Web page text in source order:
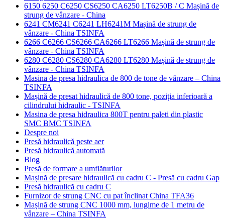
6150 6250 C6250 CS6250 CA6250 LT6250B / C Mașină de
strung de vânzare - China
6241 CM6241 C6241 LH6241M Mașină de strung de
vânzare - China TSINFA
6266 C6266 CS6266 CA6266 LT6266 Mașină de strung de
vânzare - China TSINFA
6280 C6280 CS6280 CA6280 LT6280 Mașină de strung de
vânzare - China TSINFA
Masina de presa hidraulica de 800 de tone de vânzare – China
TSINFA
Mașină de presat hidraulică de 800 tone, poziția inferioară a
cilindrului hidraulic - TSINFA
Masina de presa hidraulica 800T pentru paleti din plastic
SMC BMC TSINFA
Despre noi
Presă hidraulică peste aer
Presă hidraulică automată
Blog
Presă de formare a umflăturilor
Mașină de presare hidraulică cu cadru C - Presă cu cadru Gap
Presă hidraulică cu cadru C
Furnizor de strung CNC cu pat înclinat China TFA36
Mașină de strung CNC 1000 mm, lungime de 1 metru de
vânzare – China TSINFA